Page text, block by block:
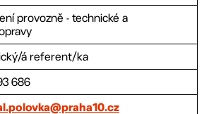
provozně - technické a
á referent/ka
686